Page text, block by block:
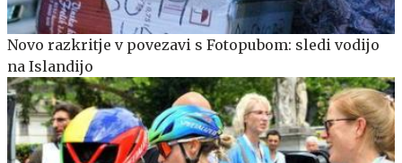
Novo razkritje v povezavi s Fotopubom: sledi vodijo
na Islandijo